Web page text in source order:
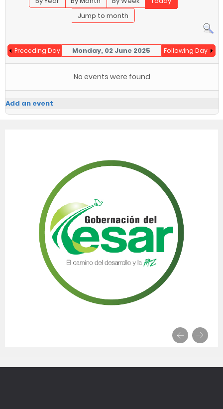
Jump to month
Preceding Day Monday, 02 June 2025 Following Day
No events were found
Add an event